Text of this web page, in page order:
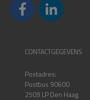
CONTACTGEGEVENS
Postadres:
Postbus 90600
2509 LP Den Haag